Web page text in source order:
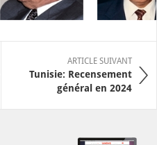
ARTICLE SUIVANT
Tunisie: Recensement
général en 2024